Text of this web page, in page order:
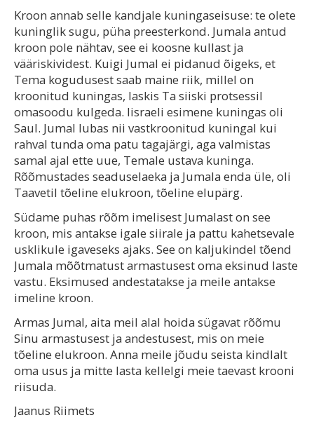
Kroon annab selle kandjale kuningaseisuse: te olete
kuninglik sugu, püha preesterkond. Jumala antud
kroon pole nähtav, see ei koosne kullast ja
vääriskividest. Kuigi Jumal ei pidanud õigeks, et
Tema kogudusest saab maine riik, millel on
kroonitud kuningas, laskis Ta siiski protsessil
omasoodu kulgeda. Iisraeli esimene kuningas oli
Saul. Jumal lubas nii vastkroonitud kuningal kui
rahval tunda oma patu tagajärgi, aga valmistas
samal ajal ette uue, Temale ustava kuninga.
Rõõmustades seaduselaeka ja Jumala enda üle, oli
Taavetil tõeline elukroon, tõeline elupärg.
Südame puhas rõõm imelisest Jumalast on see
kroon, mis antakse igale siirale ja pattu kahetsevale
usklikule igaveseks ajaks. See on kaljukindel tõend
Jumala mõõtmatust armastusest oma eksinud laste
vastu. Eksimused andestatakse ja meile antakse
imeline kroon.
Armas Jumal, aita meil alal hoida sügavat rõõmu
Sinu armastusest ja andestusest, mis on meie
tõeline elukroon. Anna meile jõudu seista kindlalt
oma usus ja mitte lasta kellelgi meie taevast krooni
riisuda.
Jaanus Riimets